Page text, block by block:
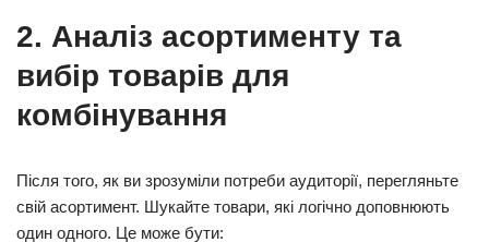
2. Аналіз асортименту та
вибір товарів для
комбінування
Після того, як ви зрозуміли потреби аудиторії, перегляньте
свій асортимент. Шукайте товари, які логічно доповнюють
один одного. Це може бути: